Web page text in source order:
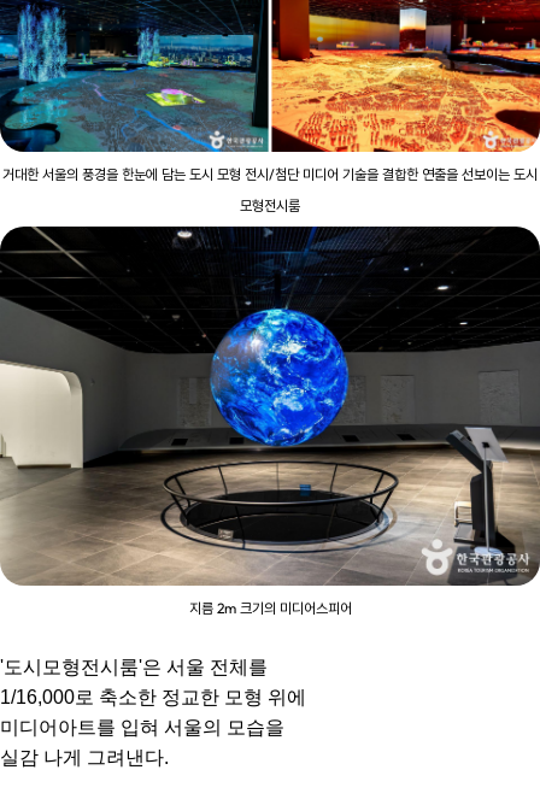
거대한 서울의 풍경을 한눈에 담는 도시 모형 전시/첨단 미디어 기술을 결합한 연출을 선보이는 도시
모형전시룸
지름 2m 크기의 미디어스피어
'도시모형전시룸'은 서울 전체를
1/16,000로 축소한 정교한 모형 위에
미디어아트를 입혀 서울의 모습을
실감 나게 그려낸다.